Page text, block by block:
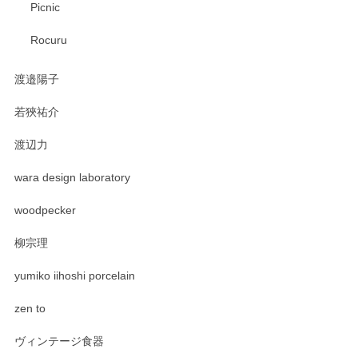
Picnic
Rocuru
渡邉陽子
若狹祐介
渡辺力
wara design laboratory
woodpecker
柳宗理
yumiko iihoshi porcelain
zen to
ヴィンテージ食器